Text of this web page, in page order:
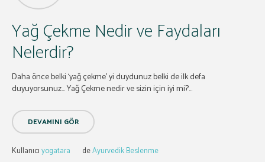
Yağ Çekme Nedir ve Faydaları
Nelerdir?
Daha önce belki ‘yağ çekme’ yi duydunuz belki de ilk defa
duyuyorsunuz… Yağ Çekme nedir ve sizin için iyi mi?...
DEVAMINI GÖR
Kullanıcıyogatara deAyurvedik Beslenme